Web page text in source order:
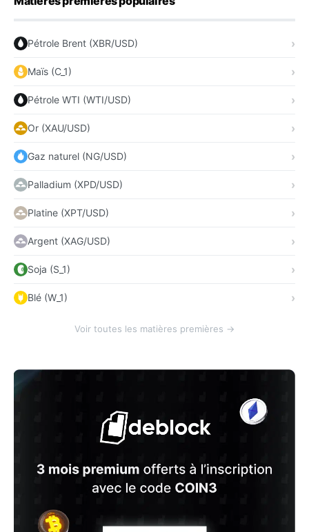
Pétrole Brent (XBR/USD)
Maïs (C_1)
Pétrole WTI (WTI/USD)
Or (XAU/USD)
Gaz naturel (NG/USD)
Palladium (XPD/USD)
Platine (XPT/USD)
Argent (XAG/USD)
Soja (S_1)
Blé (W_1)
Voir toutes les matières premières →